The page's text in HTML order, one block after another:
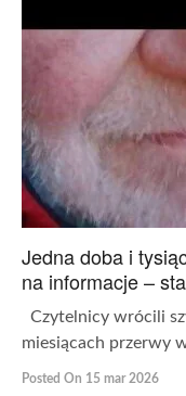
Jedna doba i
na informacje –
Czytelnicy wrócili
miesiącach przerwy
Posted On 15 mar 2026